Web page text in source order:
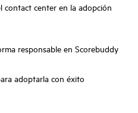
contact center en la adopción
responsable en Scorebuddy
adoptarla con éxito